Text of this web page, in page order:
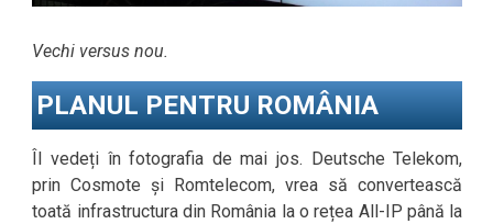
Vechi versus nou.
PLANUL PENTRU ROMÂNIA
Îl vedeți în fotografia de mai jos. Deutsche Telekom,
prin Cosmote și Romtelecom, vrea să convertească
toată infrastructura din România la o rețea All-IP până la